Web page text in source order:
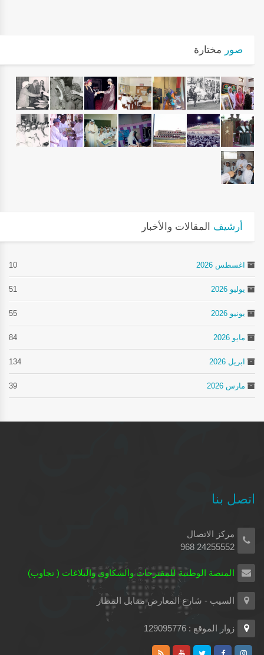
صور مختارة
أرشيف المقالات والأخبار
اغسطس 2026 10
يوليو 2026 51
يونيو 2026 55
مايو 2026 84
ابريل 2026 134
مارس 2026 39
اتصل بنا
مركز الاتصال
24255552 968
المنصة الوطنية للمقترحات والشكاوي والبلاغات ( تجاوب)
السيب - شارع المعارض مقابل المطار
زوار الموقع : 129095776